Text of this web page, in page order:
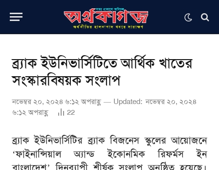
ব্র্যাক ইউনিভার্সিটিতে আর্থিক খাতের
সংস্কারবিষয়ক সংলাপ
নভেম্বর ২০, ২০২৪ ৬:১২ অপরাহ্ণ Updated: নভেম্বর ২০, ২০২৪
৬:১২ অপরাহ্ণ
22
ব্র্যাক ইউনিভার্সিটির ব্র্যাক বিজনেস স্কুলের আয়োজনে
‘ফাইনান্সিয়াল অ্যান্ড ইকোনমিক রিফর্মস ইন